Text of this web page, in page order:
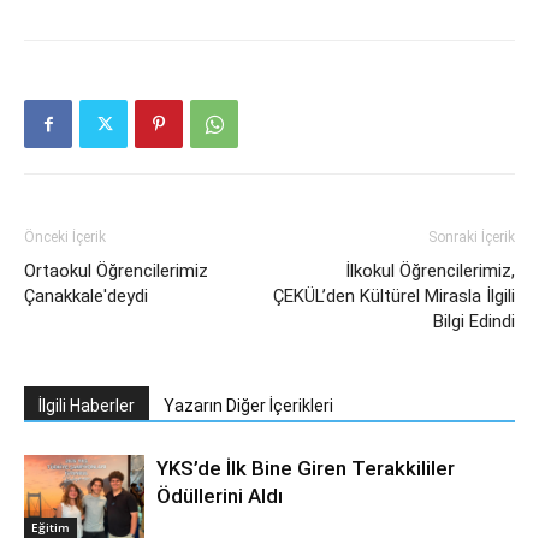
Önceki İçerik
Ortaokul Öğrencilerimiz
Çanakkale'deydi
Sonraki İçerik
İlkokul Öğrencilerimiz,
ÇEKÜL’den Kültürel Mirasla İlgili
Bilgi Edindi
İlgili Haberler Yazarın Diğer İçerikleri
Eğitim
YKS’de İlk Bine Giren Terakkililer
Ödüllerini Aldı